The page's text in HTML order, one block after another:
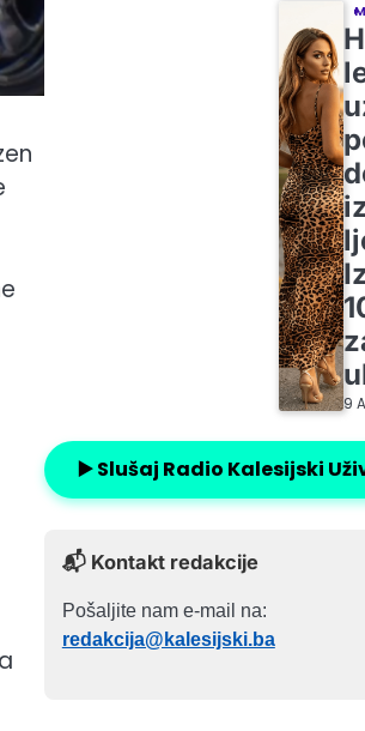
9
▶️ Slušaj Radio Kalesijski
📬 Kontakt redakcije
Pošaljite nam e-mail na:
redakcija@kalesijski.ba